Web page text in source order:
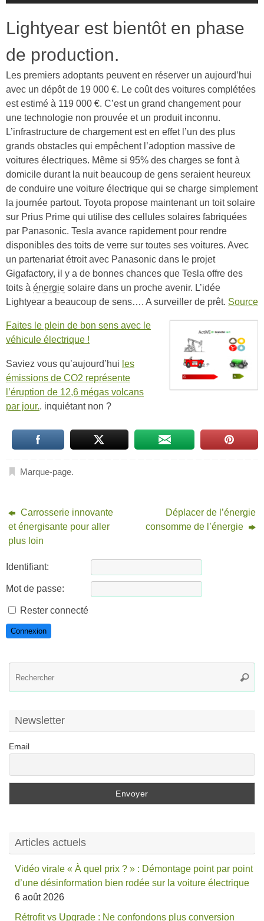
Lightyear est bientôt en phase
de production.
Les premiers adoptants peuvent en réserver un aujourd’hui
avec un dépôt de 19 000 €. Le coût des voitures complétées
est estimé à 119 000 €. C’est un grand changement pour
une technologie non prouvée et un produit inconnu.
L’infrastructure de chargement est en effet l’un des plus
grands obstacles qui empêchent l’adoption massive de
voitures électriques. Même si 95% des charges se font à
domicile durant la nuit beaucoup de gens seraient heureux
de conduire une voiture électrique qui se charge simplement
la journée partout. Toyota propose maintenant un toit solaire
sur Prius Prime qui utilise des cellules solaires fabriquées
par Panasonic. Tesla avance rapidement pour rendre
disponibles des toits de verre sur toutes ses voitures. Avec
un partenariat étroit avec Panasonic dans le projet
Gigafactory, il y a de bonnes chances que Tesla offre des
toits à énergie solaire dans un proche avenir. L’idée
Lightyear a beaucoup de sens…. A surveiller de prêt. Source
Faites le plein de bon sens avec le
véhicule électrique !
Saviez vous qu’aujourd’hui les
émissions de CO2 représente
l’éruption de 12,6 mégas volcans
par jour.
. inquiétant non ?
Marque-page.
Carrosserie innovante
et énergisante pour aller
plus loin
Déplacer de l’énergie
consomme de l’énergie
Identifiant:
Mot de passe:
Rester connecté
Connexion
Newsletter
Email
Articles actuels
Vidéo virale « À quel prix ? » : Démontage point par point
d’une désinformation bien rodée sur la voiture électrique
6 août 2026
Rétrofit vs Upgrade : Ne confondons plus conversion